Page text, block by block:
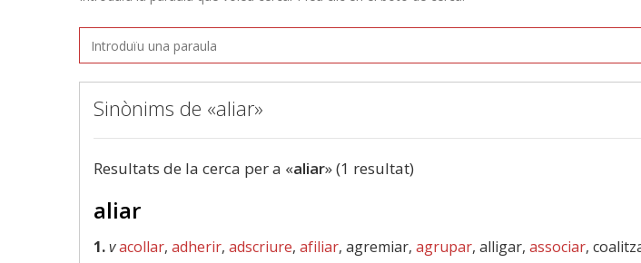
Sinònims de «aliar»
Resultats de la cerca per a «aliar» (1 resultat)
aliar
1.vacollar, adherir, adscriure, afiliar, agremiar, agrupar, alligar, associar,